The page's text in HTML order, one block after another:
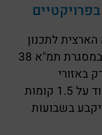
עד 2.5 קומות בפרויקטיים
לתכנון
ולבנייה אישרה את הגדלת זכויות הבנייה במסגרת תמ"א 38
באזורי
הפריפריה. באזורי הביקוש התוספת תעמוד על 1.5 קומות
בשבועות